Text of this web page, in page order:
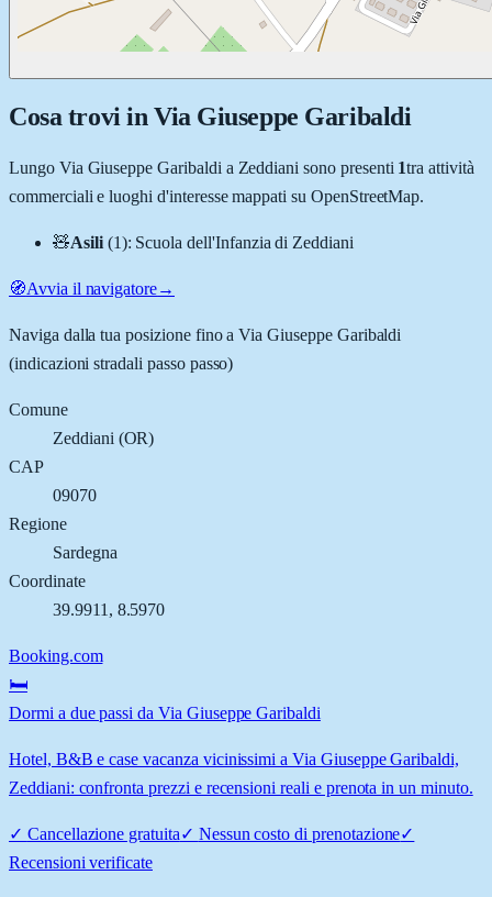
Cosa trovi in Via Giuseppe Garibaldi
Lungo Via Giuseppe Garibaldi a Zeddiani sono presenti 1tra attività
commerciali e luoghi d'interesse mappati su OpenStreetMap.
🧸Asili (1): Scuola dell'Infanzia di Zeddiani
🧭Avvia il navigatore→
Naviga dalla tua posizione fino aVia Giuseppe Garibaldi
(indicazioni stradali passo passo)
Comune
Zeddiani (OR)
CAP
09070
Regione
Sardegna
Coordinate
39.9911 , 8.5970
Booking.com
🛏️
Dormi a due passi da Via Giuseppe Garibaldi
Hotel, B&B e case vacanza vicinissimi a Via Giuseppe Garibaldi,
Zeddiani: confronta prezzi e recensioni reali e prenota in un minuto.
✓ Cancellazione gratuita✓ Nessun costo di prenotazione✓
Recensioni verificate